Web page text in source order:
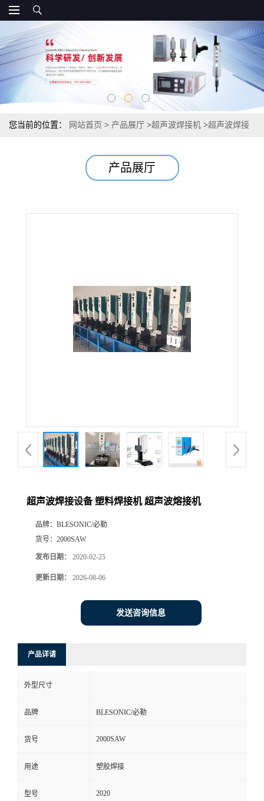
您当前的位置： 网站首页 > 产品展厅 >超声波焊接机 >超声波焊接
产品展厅
超声波焊接设备 塑料焊接机 超声波熔接机
品牌： BLESONIC/必勒
货号： 2000SAW
发布日期： 2020-02-25
更新日期： 2026-08-06
发送咨询信息
产品详请
外型尺寸
品牌 BLESONIC/必勒
货号 2000SAW
用途 塑胶焊接
型号 2020